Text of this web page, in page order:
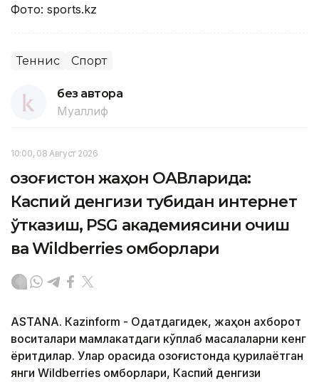
Фото: sports.kz
Теннис Спорт
без автора
Муаллиф
10:00, 08 Август 2026
Қозоғистон жаҳон ОАВларида:
Каспий денгизи тубидан интернет
ўтказиш, PSG академиясини очиш
ва Wildberries омборлари
ASTANА. Кazinform - Одатдагидек, жаҳон ахборот
воситалари мамлакатдаги кўплаб масалаларни кенг
ёритдилар. Улар орасида Қозоғистонда қурилаётган
янги Wildberries омборлари, Каспий денгизи